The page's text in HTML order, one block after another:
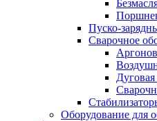
Пуско-
Сварочное
Оборудование для